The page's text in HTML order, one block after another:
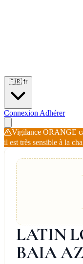
🇫🇷 fr
Connexion Adhérer
Vigilance ORANGE
il est très sensible à la
LATIN
BAIA